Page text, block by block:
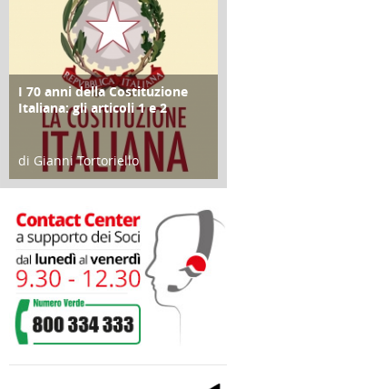
FOCUS
I 70 anni della Costituzione
Italiana: gli articoli 1 e 2
di Gianni Tortoriello
17 Marzo 2018